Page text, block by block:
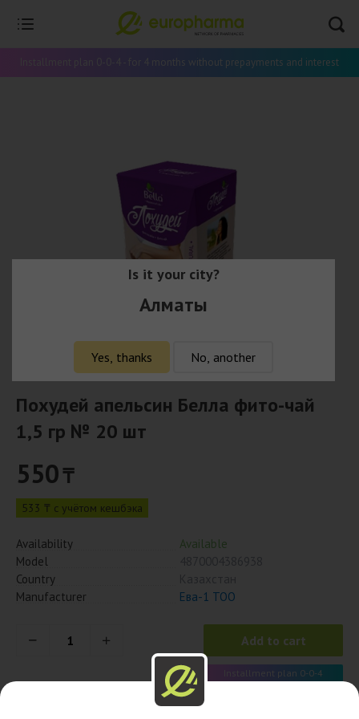
Installment plan 0-0-4 - for 4 months without prepayments and interest
Похудей апельсин Белла фито-чай
1,5 гр № 20 шт
550₸
533 ₸ с учётом кешбэка
Availability
Available
Model
Country
Manufacturer
Ева-1 ТОО
Add to cart
Installment plan 0-0-4
Is it your city?
Алматы
Yes, thanks No, another